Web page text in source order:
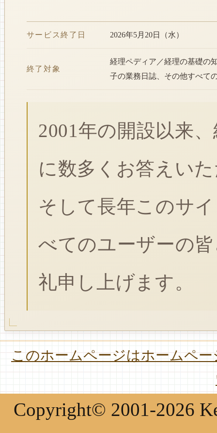
サービス終了日 2026年5月20日（水）
終了対象
経理ペディア／経理の基礎の
子の業務日誌、その他すべて
2001年の開設以来
に数多くお答えい
そして長年このサ
べてのユーザーの
礼申し上げます。
このホームページはホームペ
Copyright© 2001-2026